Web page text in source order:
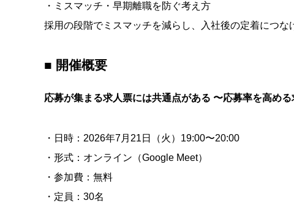
・ミスマッチ・早期離職を防ぐ考え方
採用の段階でミスマッチを減らし、入社後の定着につな
■ 開催概要
応募が集まる求人票には共通点がある 〜応募率を高め
・日時：2026年7月21日（火）19:00〜20:00
・形式：オンライン（Google Meet）
・参加費：無料
・定員：30名